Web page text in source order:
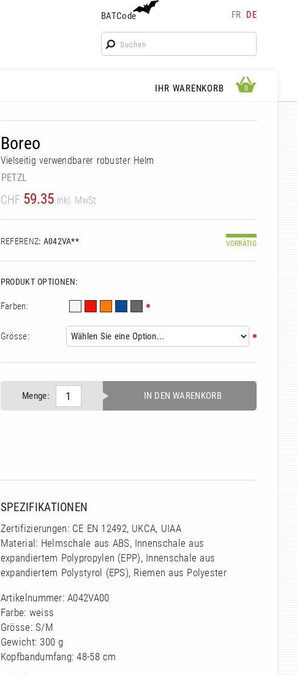
BATCode FR DE
BATCode
Geben Sie Ihren Namen ein und bestätigen
IHR WARENKORB 0 0
Boreo
Vielseitig verwendbarer robuster Helm
PETZL
CHF 59.35 inkl. MwSt
REFERENZ: A042VA** VORRÄTIG
PRODUKT OPTIONEN:
Farben:
Grösse:
Menge: IN DEN WARENKORB
SPEZIFIKATIONEN
Zertifizierungen: CE EN 12492, UKCA, UIAA
Material: Helmschale aus ABS, Innenschale aus
expandiertem Polypropylen (EPP), Innenschale aus
expandiertem Polystyrol (EPS), Riemen aus Polyester
Artikelnummer: A042VA00
Farbe: weiss
Grösse: S/M
Gewicht: 300 g
Kopfbandumfang: 48-58 cm